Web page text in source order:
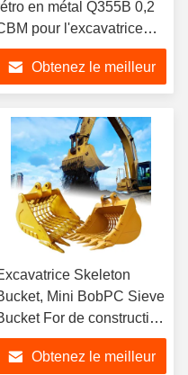
en métal Q355B 0,2
pour l'excavatrice
Obtenez le meilleur
Skeleton
Mini BobPC Sieve
For de construction
de 5 tonnes
Obtenez le meilleur